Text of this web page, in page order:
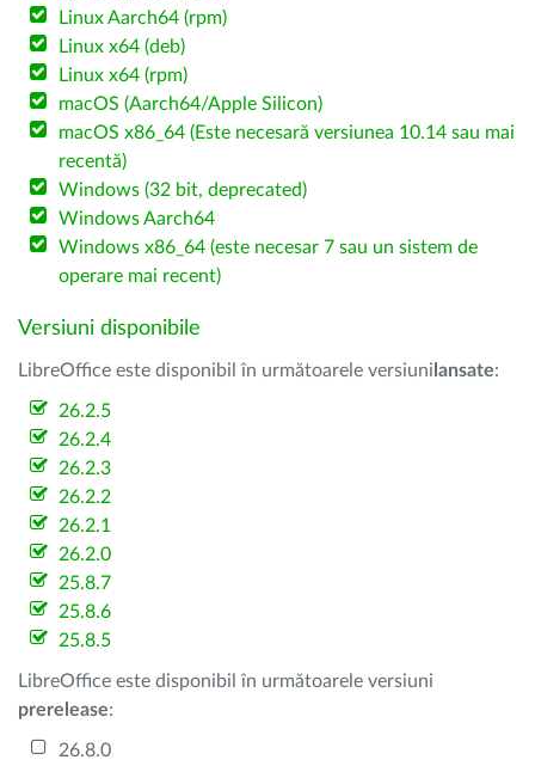
Linux Aarch64 (rpm)
Linux x64 (deb)
Linux x64 (rpm)
macOS (Aarch64/Apple Silicon)
macOS x86_64 (Este necesară versiunea 10.14 sau mai
recentă)
Windows (32 bit, deprecated)
Windows Aarch64
Windows x86_64 (este necesar 7 sau un sistem de
operare mai recent)
Versiuni disponibile
LibreOffice este disponibil în următoarele versiuni lansate:
26.2.5
26.2.4
26.2.3
26.2.2
26.2.1
26.2.0
25.8.7
25.8.6
25.8.5
LibreOffice este disponibil în următoarele versiuni
prerelease:
26.8.0